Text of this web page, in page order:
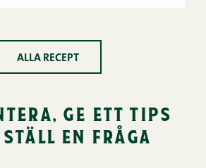
ALLA RECEPT
ge ett tips
en fråga